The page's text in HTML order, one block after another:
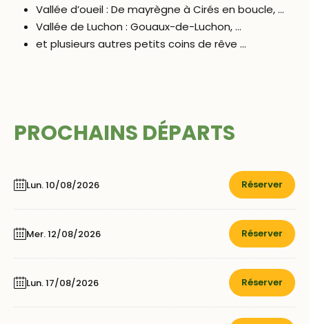
Vallée d’oueil : De mayrègne à Cirés en boucle, …
Vallée de Luchon : Gouaux-de-Luchon, …
et plusieurs autres petits coins de rêve …
PROCHAINS DÉPARTS
Lun. 10/08/2026 Réserver
Mer. 12/08/2026 Réserver
Lun. 17/08/2026 Réserver